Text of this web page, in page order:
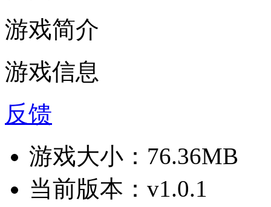
游戏简介
游戏信息
反馈
游戏大小： 76.36MB
当前版本： v1.0.1